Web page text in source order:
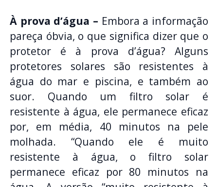
À prova d’água – Embora a informação
pareça óbvia, o que significa dizer que o
protetor é à prova d’água? Alguns
protetores solares são resistentes à
água do mar e piscina, e também ao
suor. Quando um filtro solar é
resistente à água, ele permanece eficaz
por, em média, 40 minutos na pele
molhada. “Quando ele é muito
resistente à água, o filtro solar
permanece eficaz por 80 minutos na